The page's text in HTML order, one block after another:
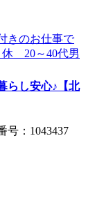
らし安心♪【北
：1043437